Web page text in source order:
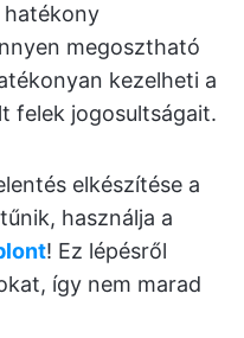
hatékony
megosztható
kezelheti a
felek jogosultságait.
elkészítése a
használja a
! Ez lépésről
így nem marad